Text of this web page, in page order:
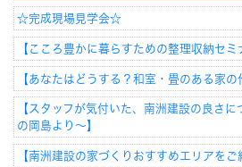
☆完成現場見学会☆
【こころ豊かに暮らすための整理収納セ
【あなたはどうする？和室・畳のある家の
【スタッフが気付いた、南洲建設の良さに
の岡島より～】
【南洲建設の家づくりおすすめエリアをご